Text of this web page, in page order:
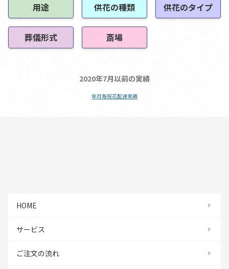
用途 供花の種類 供花のタイプ
葬儀形式 斎場
2020年7月以前の実績
年月毎祝花配達実績
HOME
サービス
ご注文の流れ